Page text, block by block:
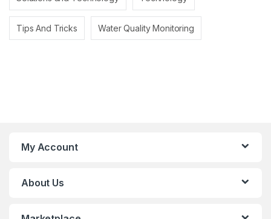
Tips And Tricks Water Quality Monitoring
My Account
About Us